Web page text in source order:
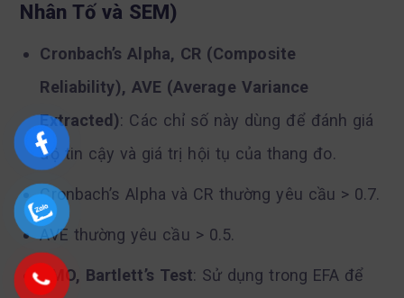
Nhân Tố và SEM)
Cronbach’s Alpha, CR (Composite
Reliability), AVE (Average Variance
Extracted): Các chỉ số này dùng để đánh giá
độ tin cậy và giá trị hội tụ của thang đo.
Cronbach’s Alpha và CR thường yêu cầu > 0.7.
AVE thường yêu cầu > 0.5.
KMO, Bartlett’s Test: Sử dụng trong EFA để